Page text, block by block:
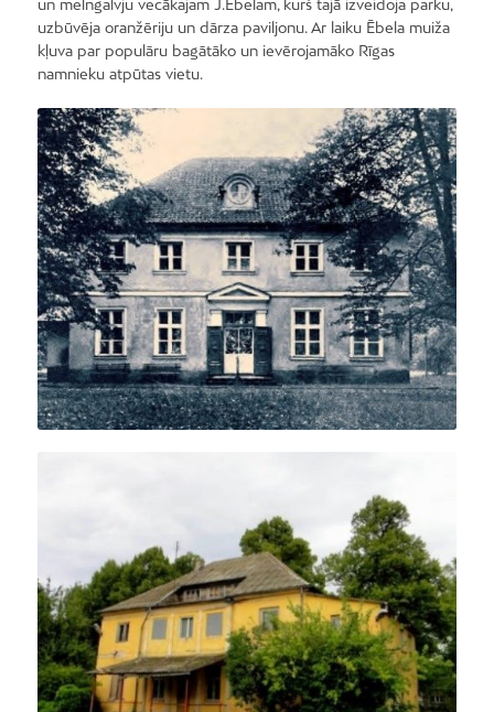
un melngalvju vecākajam J.Ēbelam, kurš tajā izveidoja parku,
uzbūvēja oranžēriju un dārza paviljonu. Ar laiku Ēbela muiža
kļuva par populāru bagātāko un ievērojamāko Rīgas
namnieku atpūtas vietu.
Foto: A.Brūvelis
Foto: A.Brūvelis